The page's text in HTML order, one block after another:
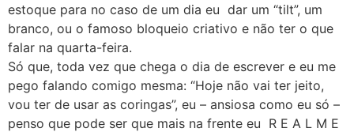
estoque para no caso de um dia eu dar um “tilt”, um
branco, ou o famoso bloqueio criativo e não ter o que
falar na quarta-feira.
Só que, toda vez que chega o dia de escrever e eu me
pego falando comigo mesma: “Hoje não vai ter jeito,
vou ter de usar as coringas”, eu – ansiosa como eu só –
penso que pode ser que mais na frente eu R E A L M E